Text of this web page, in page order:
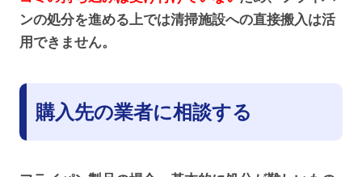
ンの処分を進める上では清掃施設への直接搬入は活
用できません。
購入先の業者に相談する